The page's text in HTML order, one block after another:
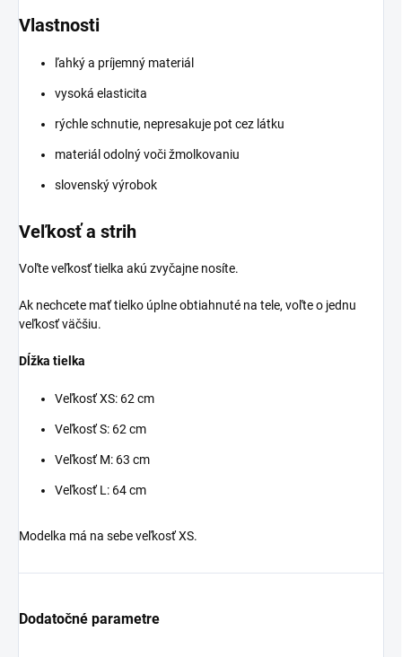
Vlastnosti
ľahký a príjemný materiál
vysoká elasticita
rýchle schnutie, nepresakuje pot cez látku
materiál odolný voči žmolkovaniu
slovenský výrobok
Veľkosť a strih
Voľte veľkosť tielka akú zvyčajne nosíte.
Ak nechcete mať tielko úplne obtiahnuté na tele, voľte o jednu
veľkosť väčšiu.
Dĺžka tielka
Veľkosť XS: 62 cm
Veľkosť S: 62 cm
Veľkosť M: 63 cm
Veľkosť L: 64 cm
Modelka má na sebe veľkosť XS.
Dodatočné parametre